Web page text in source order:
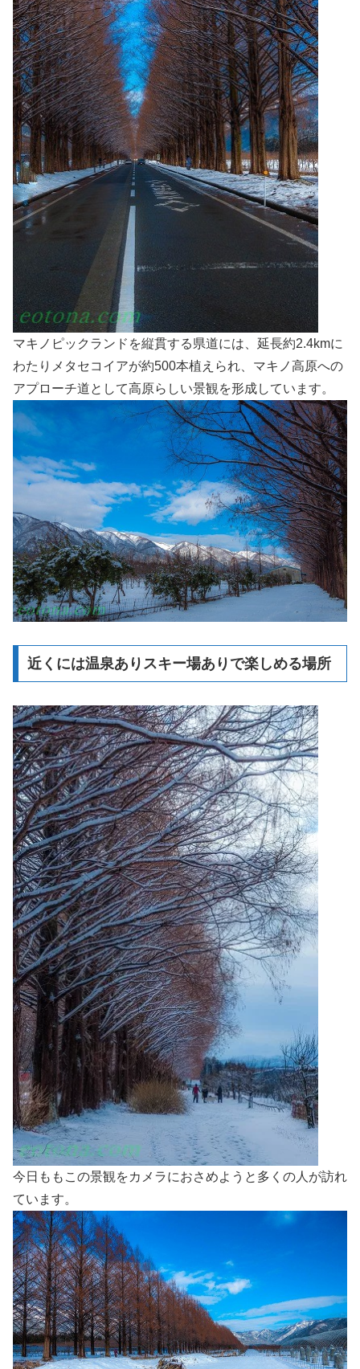
マキノピックランドを縦貫する県道には、延長約2.4kmに
わたりメタセコイアが約500本植えられ、マキノ高原への
アプローチ道として高原らしい景観を形成しています。
近くには温泉ありスキー場ありで楽しめる場所
今日ももこの景観をカメラにおさめようと多くの人が訪れ
ています。